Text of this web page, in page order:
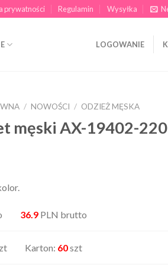
prywatności Regulamin Wysyłka
LOGOWANIE
/ NOWOŚCI / ODZIEŻ MĘSKA
męski AX-19402-220
36.9 PLN brutto
Karton: 60szt